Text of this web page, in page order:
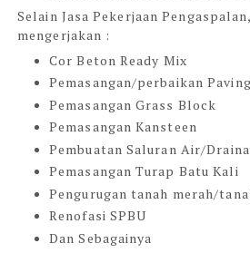
Selain Jasa Pekerjaan
mengerjakan :
Cor Beton Ready Mix
Pemasangan/perbaikan
Pemasangan Grass Block
Pemasangan Kansteen
Pembuatan Saluran Air/
Pemasangan Turap Batu Kali
Pengurugan tanah merah/
Renofasi SPBU
Dan Sebagainya